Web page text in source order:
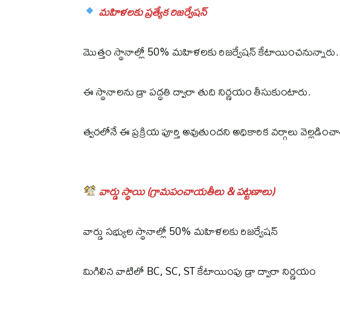
మహిళలకు ప్రత్యేక రిజర్వేషన్
మొత్తం స్థానాల్లో 50% మహిళలకు రిజర్వేషన్ కేటాయించనున్నారు.
ఈ స్థానాలను డ్రా పద్ధతి ద్వారా తుది నిర్ణయం తీసుకుంటారు.
త్వరలోనే ఈ ప్రక్రియ పూర్తి అవుతుందని అధికారిక వర్గాలు
వార్డు స్థాయి (గ్రామపంచాయతీలు & పట్టణాలు)
వార్డు సభ్యుల స్థానాల్లో 50% మహిళలకు రిజర్వేషన్
మిగిలిన వాటిలో BC, SC, ST కేటాయింపు డ్రా ద్వారా నిర్ణయం